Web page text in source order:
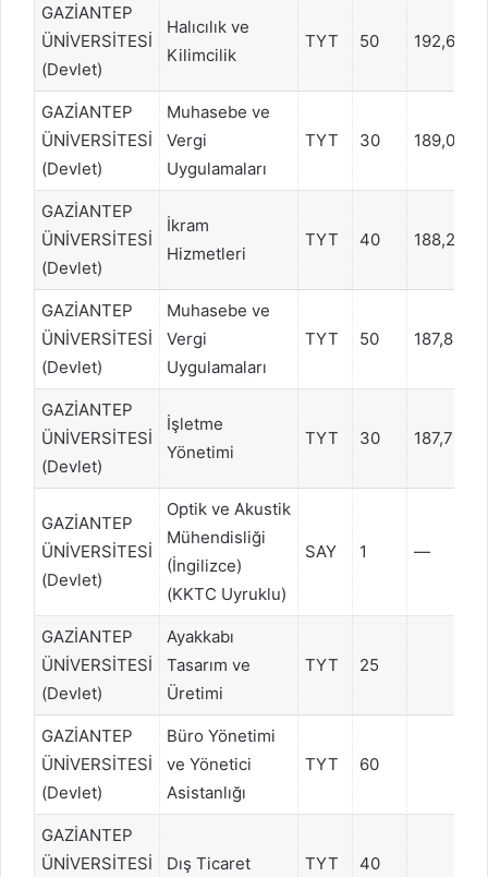
GAZİANTEP
ÜNİVERSİTESİ
(Devlet)
Halıcılık ve
Kilimcilik
TYT 50
GAZİANTEP
ÜNİVERSİTESİ
(Devlet)
Muhasebe ve
Vergi
Uygulamaları
TYT 30
GAZİANTEP
ÜNİVERSİTESİ
(Devlet)
İkram
Hizmetleri
TYT 40
GAZİANTEP
ÜNİVERSİTESİ
(Devlet)
Muhasebe ve
Vergi
Uygulamaları
TYT 50
GAZİANTEP
ÜNİVERSİTESİ
(Devlet)
İşletme
Yönetimi
TYT 30
GAZİANTEP
ÜNİVERSİTESİ
(Devlet)
Optik ve Akustik
Mühendisliği
(İngilizce)
(KKTC Uyruklu)
SAY 1 —
GAZİANTEP
ÜNİVERSİTESİ
(Devlet)
Ayakkabı
Tasarım ve
Üretimi
TYT 25
GAZİANTEP
ÜNİVERSİTESİ
(Devlet)
Büro Yönetimi
ve Yönetici
Asistanlığı
TYT 60
GAZİANTEP
ÜNİVERSİTESİ
Dış Ticaret TYT 40